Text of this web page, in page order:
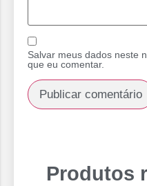
Salvar meus dados neste
que eu comentar.
Produtos